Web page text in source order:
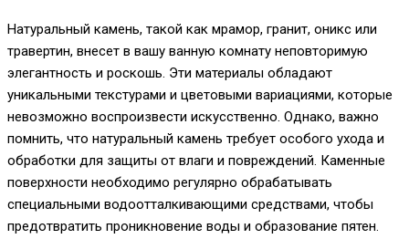
Натуральный камень, такой как мрамор, гранит, оникс или
травертин, внесет в вашу ванную комнату неповторимую
элегантность и роскошь. Эти материалы обладают
уникальными текстурами и цветовыми вариациями, которые
невозможно воспроизвести искусственно. Однако, важно
помнить, что натуральный камень требует особого ухода и
обработки для защиты от влаги и повреждений. Каменные
поверхности необходимо регулярно обрабатывать
специальными водоотталкивающими средствами, чтобы
предотвратить проникновение воды и образование пятен.